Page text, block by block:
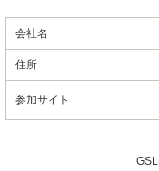
会社名
住所
参加サイト